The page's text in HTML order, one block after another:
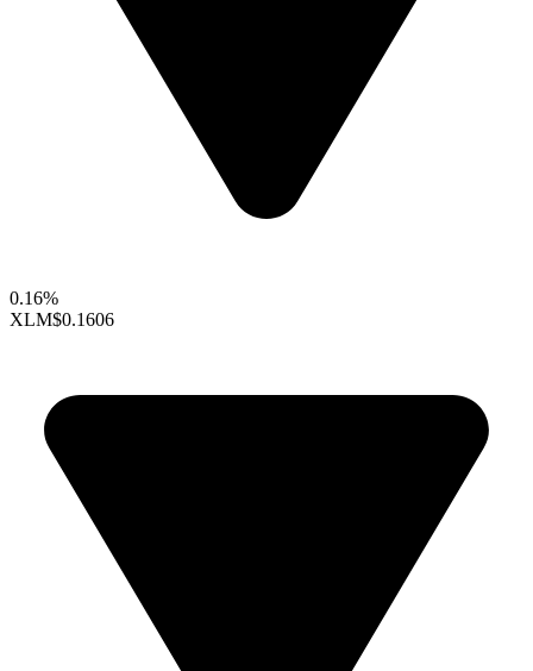
0.16%
XLM$0.1606